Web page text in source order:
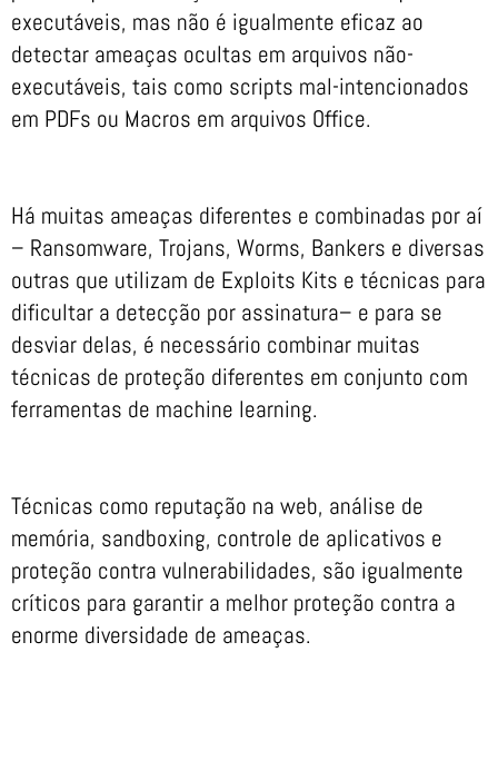
executáveis, mas não é igualmente eficaz ao
detectar ameaças ocultas em arquivos não-
executáveis, tais como scripts mal-intencionados
em PDFs ou Macros em arquivos Office.
Há muitas ameaças diferentes e combinadas por aí
– Ransomware, Trojans, Worms, Bankers e diversas
outras que utilizam de Exploits Kits e técnicas para
dificultar a detecção por assinatura– e para se
desviar delas, é necessário combinar muitas
técnicas de proteção diferentes em conjunto com
ferramentas de machine learning.
Técnicas como reputação na web, análise de
memória, sandboxing, controle de aplicativos e
proteção contra vulnerabilidades, são igualmente
críticos para garantir a melhor proteção contra a
enorme diversidade de ameaças.